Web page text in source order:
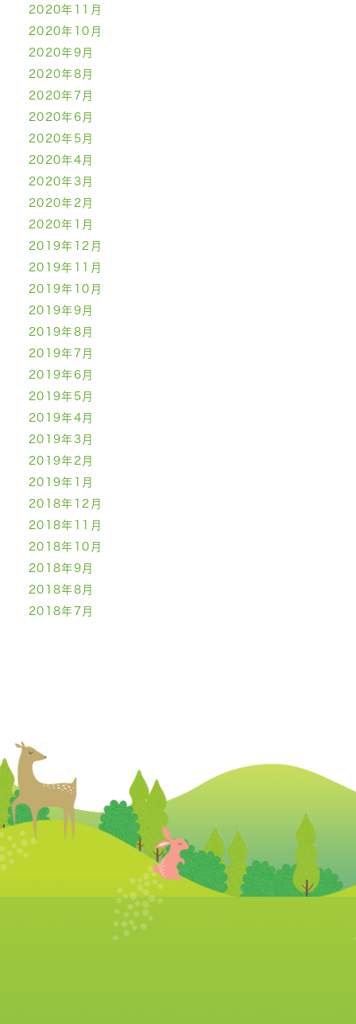
2020年11月
2020年10月
2020年9月
2020年8月
2020年7月
2020年6月
2020年5月
2020年4月
2020年3月
2020年2月
2020年1月
2019年12月
2019年11月
2019年10月
2019年9月
2019年8月
2019年7月
2019年6月
2019年5月
2019年4月
2019年3月
2019年2月
2019年1月
2018年12月
2018年11月
2018年10月
2018年9月
2018年8月
2018年7月